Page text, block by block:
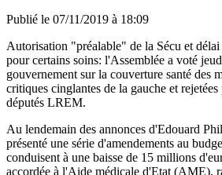
Publié le 07/11/2019 à 18:09
Autorisation "préalable" de la Sécu et
pour certains soins: l'Assemblée a voté
gouvernement sur la couverture santé des
critiques cinglantes de la gauche et
députés LREM.
Au lendemain des annonces d'Edouard
présenté une série d'amendements au
conduisent à une baisse de 15 millions
accordée à l'Aide médicale d'Etat (AME),